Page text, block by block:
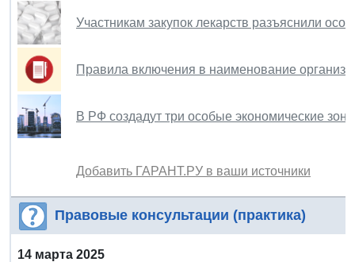
Участникам закупок лекарств разъяснили
Правила включения в наименование
В РФ создадут три особые экономические
Добавить ГАРАНТ.РУ в ваши источники
Правовые консультации (практика)
14 марта 2025